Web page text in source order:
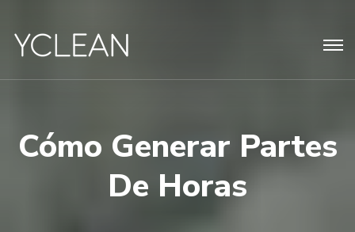
Cómo Generar Partes
De Horas